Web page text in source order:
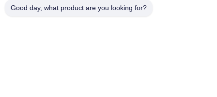
Good day, what product are you looking for?